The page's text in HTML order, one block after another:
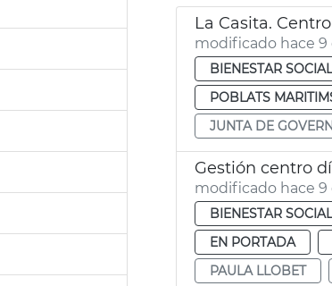
La Casita.
modificado hace 9
BIENESTAR SOCIAL
POBLATS
JUNTA DE
Gestión centro
modificado hace 9
BIENESTAR SOCIAL
EN PORTADA
PAULA LLOBET